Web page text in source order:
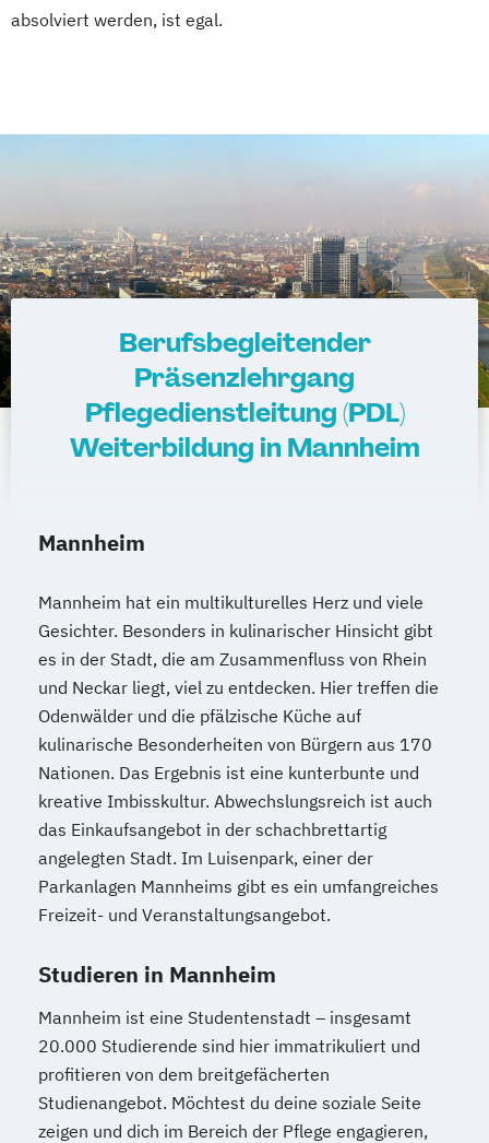
absolviert werden, ist egal.
Berufsbegleitender
Präsenzlehrgang
Pflegedienstleitung (PDL)
Weiterbildung in Mannheim
Mannheim
Mannheim hat ein multikulturelles Herz und viele
Gesichter. Besonders in kulinarischer Hinsicht gibt
es in der Stadt, die am Zusammenfluss von Rhein
und Neckar liegt, viel zu entdecken. Hier treffen die
Odenwälder und die pfälzische Küche auf
kulinarische Besonderheiten von Bürgern aus 170
Nationen. Das Ergebnis ist eine kunterbunte und
kreative Imbisskultur. Abwechslungsreich ist auch
das Einkaufsangebot in der schachbrettartig
angelegten Stadt. Im Luisenpark, einer der
Parkanlagen Mannheims gibt es ein umfangreiches
Freizeit- und Veranstaltungsangebot.
Studieren in Mannheim
Mannheim ist eine Studentenstadt – insgesamt
20.000 Studierende sind hier immatrikuliert und
profitieren von dem breitgefächerten
Studienangebot. Möchtest du deine soziale Seite
zeigen und dich im Bereich der Pflege engagieren,